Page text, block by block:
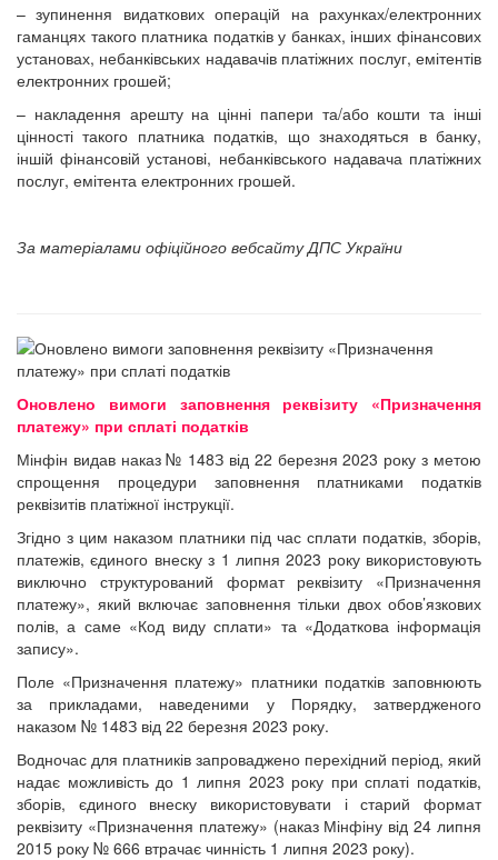
– зупинення видаткових операцій на рахунках/електронних
гаманцях такого платника податків у банках, інших фінансових
установах, небанківських надавачів платіжних послуг, емітентів
електронних грошей;
– накладення арешту на цінні папери та/або кошти та інші
цінності такого платника податків, що знаходяться в банку,
іншій фінансовій установі, небанківського надавача платіжних
послуг, емітента електронних грошей.
За матеріалами офіційного вебсайту ДПС України
Оновлено вимоги заповнення реквізиту «Призначення
платежу» при сплаті податків
Мінфін видав наказ № 148З від 22 березня 2023 року з метою
спрощення процедури заповнення платниками податків
реквізитів платіжної інструкції.
Згідно з цим наказом платники під час сплати податків, зборів,
платежів, єдиного внеску з 1 липня 2023 року використовують
виключно структурований формат реквізиту «Призначення
платежу», який включає заповнення тільки двох обов’язкових
полів, а саме «Код виду сплати» та «Додаткова інформація
запису».
Поле «Призначення платежу» платники податків заповнюють
за прикладами, наведеними у Порядку, затвердженого
наказом № 148З від 22 березня 2023 року.
Водночас для платників запроваджено перехідний період, який
надає можливість до 1 липня 2023 року при сплаті податків,
зборів, єдиного внеску використовувати і старий формат
реквізиту «Призначення платежу» (наказ Мінфіну від 24 липня
2015 року № 666 втрачає чинність 1 липня 2023 року).